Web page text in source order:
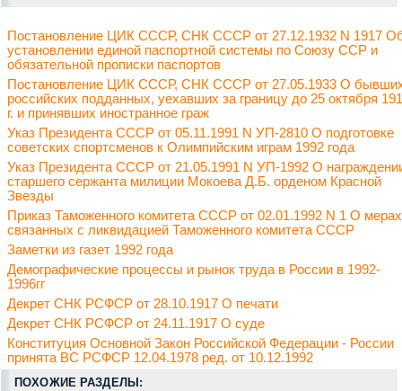
Постановление ЦИК СССР, СНК СССР от 27.12.1932 N 1917
установлении единой паспортной системы по Союзу ССР и
обязательной прописки паспортов
Постановление ЦИК СССР, СНК СССР от 27.05.1933 О
российских подданных, уехавших за границу до 25 октября
г. и принявших иностранное граж
Указ Президента СССР от 05.11.1991 N УП-2810 О подготовке
советских спортсменов к Олимпийским играм 1992 года
Указ Президента СССР от 21.05.1991 N УП-1992 О
старшего сержанта милиции Мокоева Д.Б. орденом Красной
Звезды
Приказ Таможенного комитета СССР от 02.01.1992 N 1 О
связанных с ликвидацией Таможенного комитета СССР
Заметки из газет 1992 года
Демографические процессы и рынок труда в России в 1992-
1996гг
Декрет СНК РСФСР от 28.10.1917 О печати
Декрет СНК РСФСР от 24.11.1917 О суде
Конституция Основной Закон Российской Федерации - России
принята ВС РСФСР 12.04.1978 ред. от 10.12.1992
ПОХОЖИЕ РАЗДЕЛЫ: